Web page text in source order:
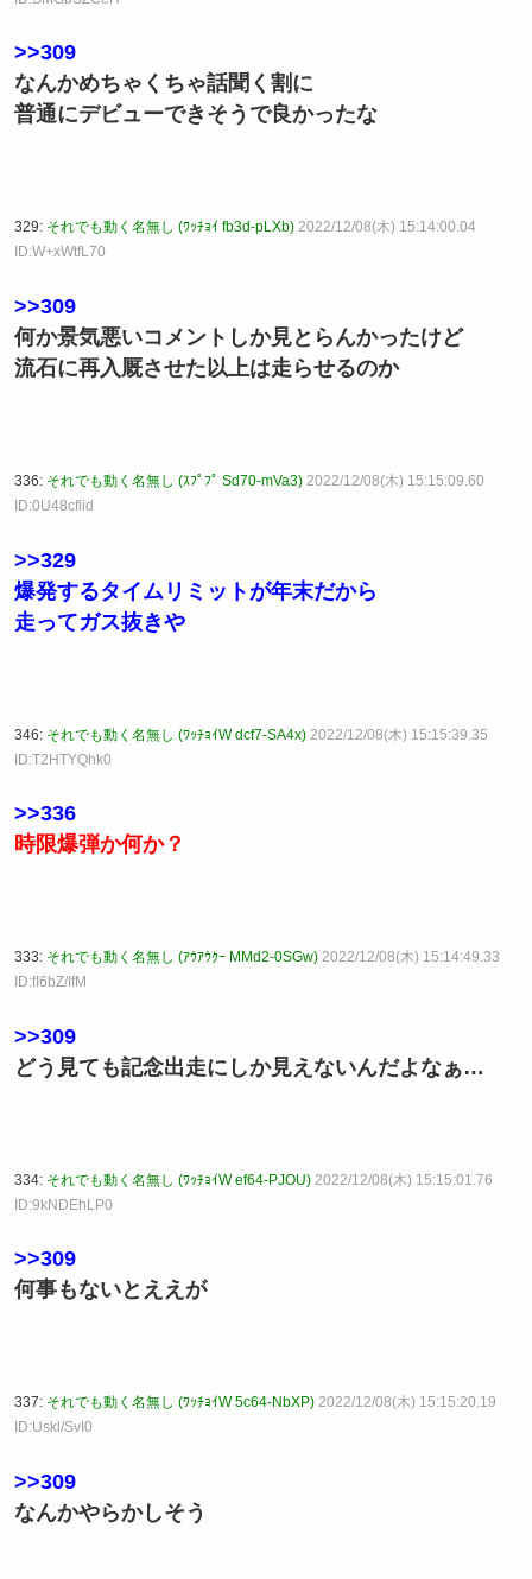
>>309
なんかめちゃくちゃ話聞く割に
普通にデビューできそうで良かったな
329: それでも動く名無し (ﾜｯﾁｮｲ fb3d-pLXb) 2022/12/08(木) 15:14:00.04
ID:W+xWtfL70
>>309
何か景気悪いコメントしか見とらんかったけど
流石に再入厩させた以上は走らせるのか
336: それでも動く名無し (ｽﾌﾟﾌﾟ Sd70-mVa3) 2022/12/08(木) 15:15:09.60
ID:0U48cflid
>>329
爆発するタイムリミットが年末だから
走ってガス抜きや
346: それでも動く名無し (ﾜｯﾁｮｲW dcf7-SA4x) 2022/12/08(木) 15:15:39.35
ID:T2HTYQhk0
>>336
時限爆弾か何か？
333: それでも動く名無し (ｱｳｱｳｸｰ MMd2-0SGw) 2022/12/08(木) 15:14:49.33
ID:fI6bZ/IfM
>>309
どう見ても記念出走にしか見えないんだよなぁ…
334: それでも動く名無し (ﾜｯﾁｮｲW ef64-PJOU) 2022/12/08(木) 15:15:01.76
ID:9kNDEhLP0
>>309
何事もないとええが
337: それでも動く名無し (ﾜｯﾁｮｲW 5c64-NbXP) 2022/12/08(木) 15:15:20.19
ID:Uskl/SvI0
>>309
なんかやらかしそう